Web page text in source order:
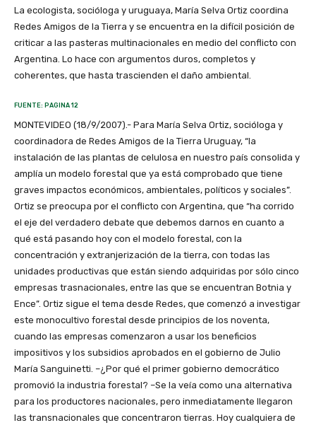
La ecologista, socióloga y uruguaya, María Selva Ortiz coordina
Redes Amigos de la Tierra y se encuentra en la difícil posición de
criticar a las pasteras multinacionales en medio del conflicto con
Argentina. Lo hace con argumentos duros, completos y
coherentes, que hasta trascienden el daño ambiental.
FUENTE: PAGINA 12
MONTEVIDEO (18/9/2007).- Para María Selva Ortiz, socióloga y
coordinadora de Redes Amigos de la Tierra Uruguay, “la
instalación de las plantas de celulosa en nuestro país consolida y
amplía un modelo forestal que ya está comprobado que tiene
graves impactos económicos, ambientales, políticos y sociales”.
Ortiz se preocupa por el conflicto con Argentina, que “ha corrido
el eje del verdadero debate que debemos darnos en cuanto a
qué está pasando hoy con el modelo forestal, con la
concentración y extranjerización de la tierra, con todas las
unidades productivas que están siendo adquiridas por sólo cinco
empresas trasnacionales, entre las que se encuentran Botnia y
Ence”. Ortiz sigue el tema desde Redes, que comenzó a investigar
este monocultivo forestal desde principios de los noventa,
cuando las empresas comenzaron a usar los beneficios
impositivos y los subsidios aprobados en el gobierno de Julio
María Sanguinetti. –¿Por qué el primer gobierno democrático
promovió la industria forestal? –Se la veía como una alternativa
para los productores nacionales, pero inmediatamente llegaron
las transnacionales que concentraron tierras. Hoy cualquiera de